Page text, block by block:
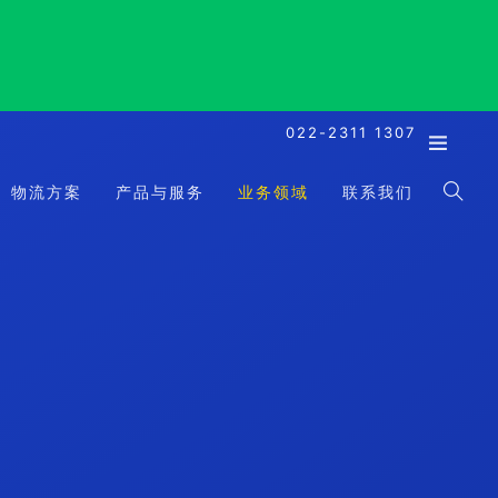
022-2311 1307
物流方案 产品与服务 业务领域 联系我们